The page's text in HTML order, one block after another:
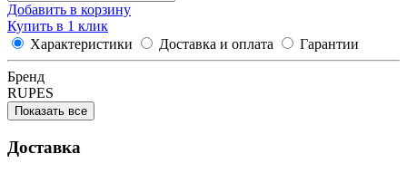
Добавить в корзину
Купить в 1 клик
Характеристики
Доставка и оплата Гарантии
Бренд
RUPES
Показать все
Доставка